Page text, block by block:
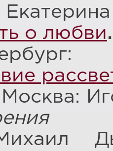
о любви.
Москва: